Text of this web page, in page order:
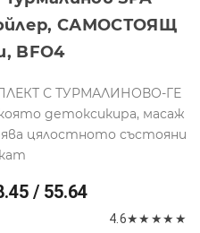
САМОСТОЯЩ
BFO4
С ТУРМАЛИНОВО-ГЕ
детоксикира, масаж
цялостното състояни
/ 55.64
4.6★★ ★★ ★